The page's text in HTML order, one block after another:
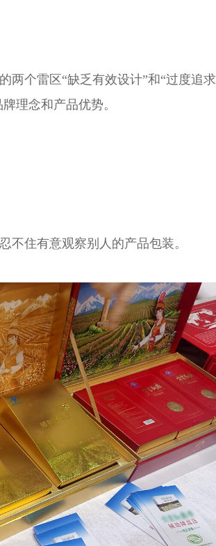
两个雷区“缺乏有效设计”和“过度追求
理念和产品优势。
不住有意观察别人的产品包装。